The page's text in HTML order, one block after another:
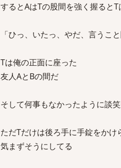
するとAはTの股間を強く握ると
「ひっ、いたっ、やだ、言うこと
Tは俺の正面に座った
友人AとBの間だ
そして何事もなかったように談
ただTだけは後ろ手に手錠をか
気まずそうにしてる